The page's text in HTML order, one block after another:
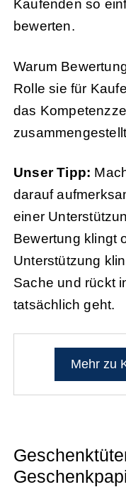
Kaufenden so
bewerten.
Warum
Rolle sie für
das
Unser Tipp:
darauf
einer
Bewertung klingt
Unterstützung
Sache und rückt
tatsächlich geht.
Mehr zu